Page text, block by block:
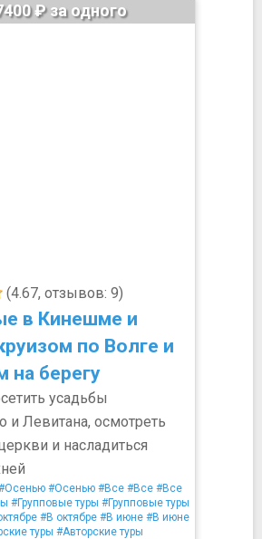
(4.67, отзывов: 9)
в Кинешме и
по Волге и
на берегу
₽ за одного
усадьбы
и Левитана, осмотреть
и насладиться
#Осенью #Все #Все #Все
#Групповые туры #Групповые туры
#В октябре #В июне #В июне
туры #Авторские туры